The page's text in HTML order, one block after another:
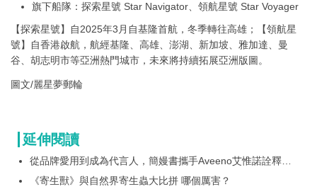
旗下船隊：探索星號 Star Navigator、領航星號 Star Voyager
【探索星號】自2025年3月自基隆首航，冬季轉往高雄；【領航星
號】自香港啟航，航經基隆、高雄、澎湖、新加坡、雅加達、曼
谷、胡志明市等亞洲熱門城市，未來將持續拓展亞洲版圖。
圖文/麗星夢郵輪
延伸閱讀
從品牌愛用到成為代言人，簡嫚書攜手Aveeno艾惟諾詮釋敏
感肌的溫柔選擇 「1+1敏感肌守護方程式」
《寄生獸》與自然界寄生蟲大比拼 哪個厲害？